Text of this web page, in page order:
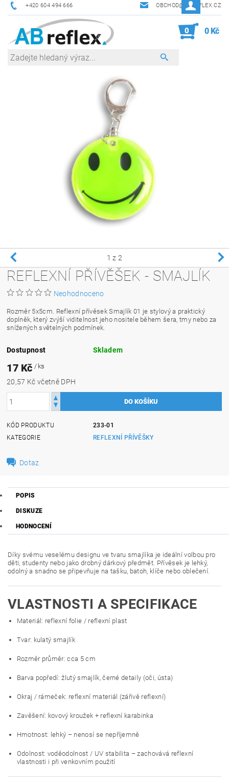
+420 604 494 666 OBCHOD@ABREFLEX.CZ
0 0 Kč
1 z 2
REFLEXNÍ PŘÍVĚŠEK - SMAJLÍK
Neohodnoceno
Rozměr 5x5cm. Reflexní přívěsek Smajlík 01 je stylový a praktický
doplněk, který zvýší viditelnost jeho nositele během šera, tmy nebo za
snížených světelných podmínek.
Dostupnost Skladem
17 Kč/ ks
20,57 Kč včetně DPH
KÓD PRODUKTU
233-01
KATEGORIE
REFLEXNÍ PŘÍVĚŠKY
Dotaz
POPIS
DISKUZE
HODNOCENÍ
Díky svému veselému designu ve tvaru smajlíka je ideální volbou pro
děti, studenty nebo jako drobný dárkový předmět. Přívěsek je lehký,
odolný a snadno se připevňuje na tašku, batoh, klíče nebo oblečení.
VLASTNOSTI A SPECIFIKACE
Materiál: reflexní folie / reflexní plast
Tvar: kulatý smajlík
Rozměr průměr: cca 5 cm
Barva popředí: žlutý smajlík, černé detaily (oči, ústa)
Okraj / rámeček: reflexní materiál (zářivě reflexní)
Zavěšení: kovový kroužek + reflexní karabinka
Hmotnost: lehký – nenosí se nepříjemně
Odolnost: voděodolnost / UV stabilita – zachovává reflexní
vlastnosti i při venkovním použití